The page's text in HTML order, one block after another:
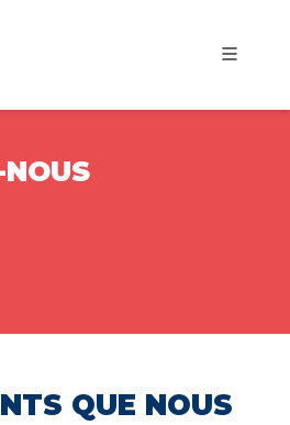
QUE NOUS